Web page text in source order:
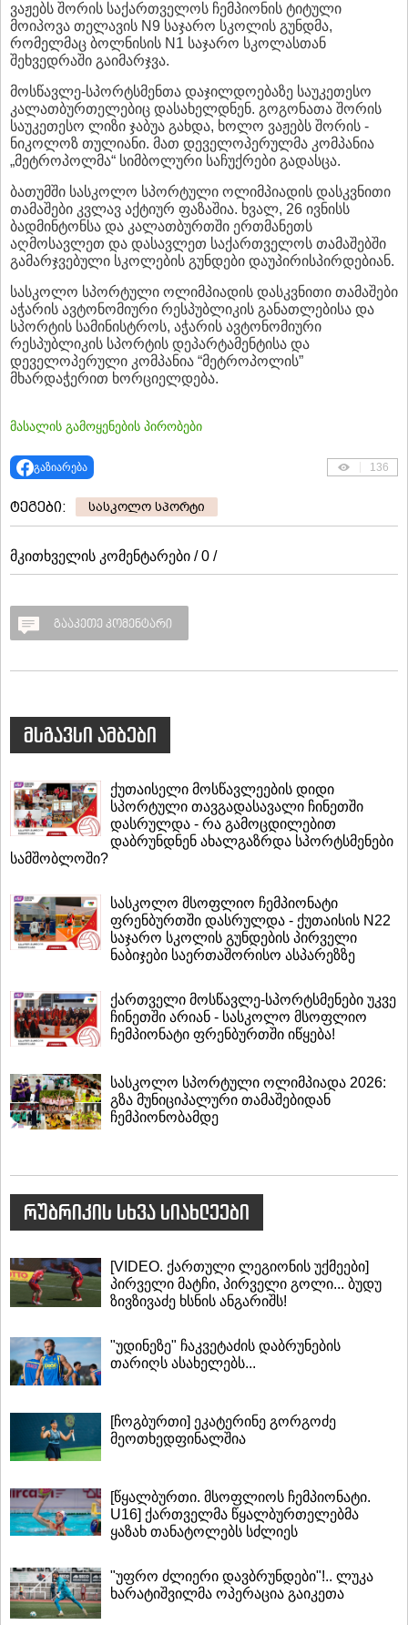
ვაჟებს შორის საქართველოს ჩემპიონის ტიტული
მოიპოვა თელავის N9 საჯარო სკოლის გუნდმა,
რომელმაც ბოლნისის N1 საჯარო სკოლასთან
შეხვედრაში გაიმარჯვა.
მოსწავლე-სპორტსმენთა დაჯილდოებაზე საუკეთესო
კალათბურთელებიც დასახელდნენ. გოგონათა შორის
საუკეთესო ლიზი ჯაბუა გახდა, ხოლო ვაჟებს შორის -
ნიკოლოზ თულიანი. მათ დეველოპერულმა კომპანია
„მეტროპოლმა“ სიმბოლური საჩუქრები გადასცა.
ბათუმში სასკოლო სპორტული ოლიმპიადის დასკვნითი
თამაშები კვლავ აქტიურ ფაზაშია. ხვალ, 26 ივნისს
ბადმინტონსა და კალათბურთში ერთმანეთს
აღმოსავლეთ და დასავლეთ საქართველოს თამაშებში
გამარჯვებული სკოლების გუნდები დაუპირისპირდებიან.
სასკოლო სპორტული ოლიმპიადის დასკვნითი თამაშები
აჭარის ავტონომიური რესპუბლიკის განათლებისა და
სპორტის სამინისტროს, აჭარის ავტონომიური
რესპუბლიკის სპორტის დეპარტამენტისა და
დეველოპერული კომპანია “მეტროპოლის”
მხარდაჭერით ხორციელდება.
მასალის გამოყენების პირობები
გაზიარება 136
ტეგები: სასკოლო სპორტი
მკითხველის კომენტარები / 0 /
გააკეთე კომენტარი
მსგავსი ამბები
ქუთაისელი მოსწავლეების დიდი
სპორტული თავგადასავალი ჩინეთში
დასრულდა - რა გამოცდილებით
დაბრუნდნენ ახალგაზრდა სპორტსმენები
სამშობლოში?
სასკოლო მსოფლიო ჩემპიონატი
ფრენბურთში დასრულდა - ქუთაისის N22
საჯარო სკოლის გუნდების პირველი
ნაბიჯები საერთაშორისო ასპარეზზე
ქართველი მოსწავლე-სპორტსმენები უკვე
ჩინეთში არიან - სასკოლო მსოფლიო
ჩემპიონატი ფრენბურთში იწყება!
სასკოლო სპორტული ოლიმპიადა 2026:
გზა მუნიციპალური თამაშებიდან
ჩემპიონობამდე
რუბრიკის სხვა სიახლეები
[VIDEO. ქართული ლეგიონის უქმეები]
პირველი მატჩი, პირველი გოლი... ბუდუ
ზივზივაძე ხსნის ანგარიშს!
"უდინეზე" ჩაკვეტაძის დაბრუნების
თარიღს ასახელებს...
[ჩოგბურთი] ეკატერინე გორგოძე
მეოთხედფინალშია
[წყალბურთი. მსოფლიოს ჩემპიონატი.
U16] ქართველმა წყალბურთელებმა
ყაზახ თანატოლებს სძლიეს
"უფრო ძლიერი დავბრუნდები"!.. ლუკა
ხარატიშვილმა ოპერაცია გაიკეთა